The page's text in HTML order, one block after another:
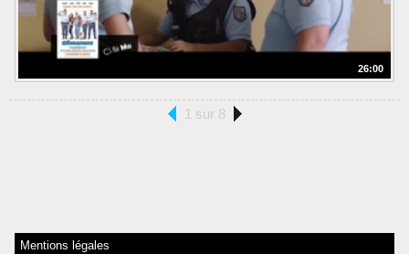
26:00
1 sur 8
Mentions légales